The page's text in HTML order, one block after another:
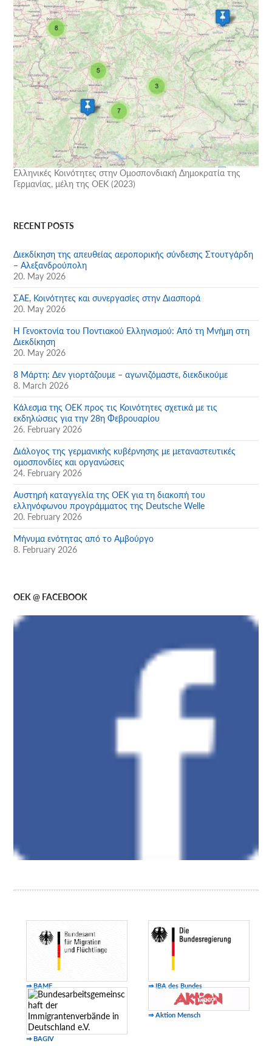
Ελληνικές Κοινότητες στην Ομοσπονδιακή Δημοκρατία της
Γερμανίας, μέλη της ΟΕΚ (2023)
RECENT POSTS
Διεκδίκηση της απευθείας αεροπορικής σύνδεσης Στουτγάρδη
– Αλεξανδρούπολη
20. May 2026
ΣΑΕ, Κοινότητες και συνεργασίες στην Διασπορά
20. May 2026
Η Γενοκτονία του Ποντιακού Ελληνισμού: Από τη Μνήμη στη
Διεκδίκηση
20. May 2026
8 Μάρτη: Δεν γιορτάζουμε – αγωνιζόμαστε, διεκδικούμε
8. March 2026
Κάλεσμα της ΟΕΚ προς τις Κοινότητες σχετικά με τις
εκδηλώσεις για την 28η Φεβρουαρίου
26. February 2026
Διάλογος της γερμανικής κυβέρνησης με μεταναστευτικές
ομοσπονδίες και οργανώσεις
24. February 2026
Αυστηρή καταγγελία της ΟΕΚ για τη διακοπή του
ελληνόφωνου προγράμματος της Deutsche Welle
20. February 2026
Μήνυμα ενότητας από το Αμβούργο
8. February 2026
OEK @ FACEBOOK
⇒ BAMF ⇒ IBA des Bundes
⇒ BAGIV
⇒ Aktion Mensch